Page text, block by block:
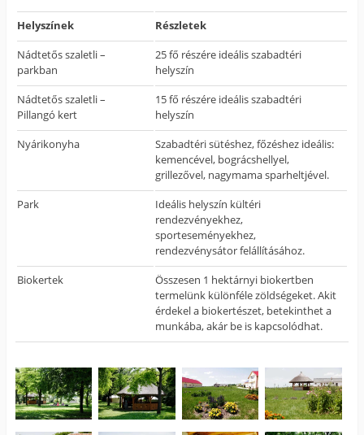
Helyszínek
Részletek
Nádtetős szaletli –
parkban
25 fő részére ideális szabadtéri
helyszín
Nádtetős szaletli –
Pillangó kert
15 fő részére ideális szabadtéri
helyszín
Nyárikonyha
Szabadtéri sütéshez, főzéshez ideális:
kemencével, bográcshellyel,
grillezővel, nagymama sparheltjével.
Park
Ideális helyszín kültéri
rendezvényekhez,
sporteseményekhez,
rendezvénysátor felállításához.
Biokertek
Összesen 1 hektárnyi biokertben
termelünk különféle zöldségeket. Akit
érdekel a biokertészet, betekinthet a
munkába, akár be is kapcsolódhat.